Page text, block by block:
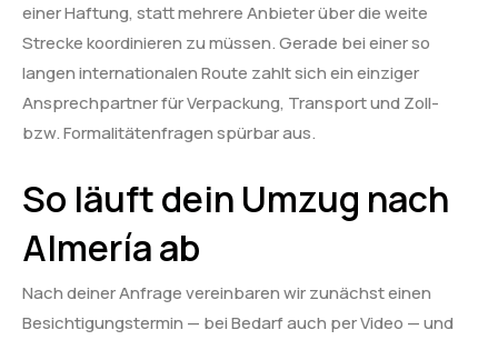
einer Haftung, statt mehrere Anbieter über die weite
Strecke koordinieren zu müssen. Gerade bei einer so
langen internationalen Route zahlt sich ein einziger
Ansprechpartner für Verpackung, Transport und Zoll-
bzw. Formalitätenfragen spürbar aus.
So läuft dein Umzug nach
Almería ab
Nach deiner Anfrage vereinbaren wir zunächst einen
Besichtigungstermin — bei Bedarf auch per Video — und